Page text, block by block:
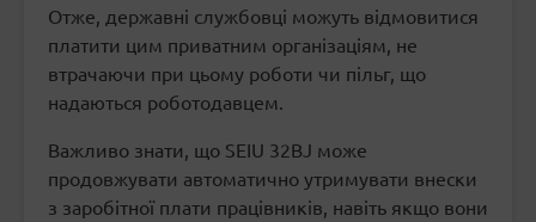
Отже, державні службовці можуть відмовитися
платити цим приватним організаціям, не
втрачаючи при цьому роботи чи пільг, що
надаються роботодавцем.
Важливо знати, що SEIU 32BJ може
продовжувати автоматично утримувати внески
з заробітної плати працівників, навіть якщо вони